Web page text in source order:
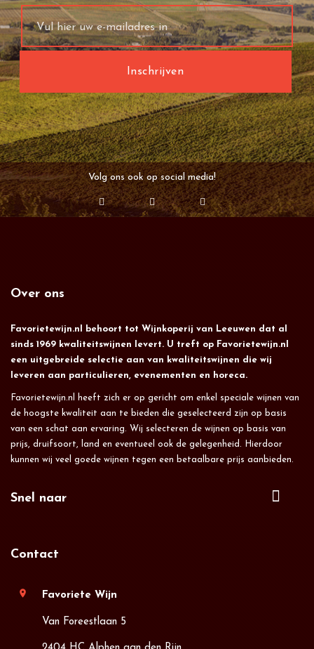
Volg ons ook op social media!
Over ons
Favorietewijn.nl behoort tot Wijnkoperij van Leeuwen dat al
sinds 1969 kwaliteitswijnen levert. U treft op Favorietewijn.nl
een uitgebreide selectie aan van kwaliteitswijnen die wij
leveren aan particulieren, evenementen en horeca.
Favorietewijn.nl heeft zich er op gericht om enkel speciale wijnen van
de hoogste kwaliteit aan te bieden die geselecteerd zijn op basis
van een schat aan ervaring. Wij selecteren de wijnen op basis van
prijs, druifsoort, land en eventueel ook de gelegenheid. Hierdoor
kunnen wij veel goede wijnen tegen een betaalbare prijs aanbieden.
Snel naar
Contact
location_on Favoriete Wijn
Van Foreestlaan 5